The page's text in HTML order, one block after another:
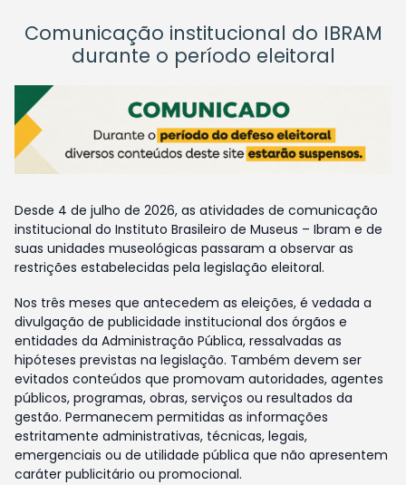
Comunicação institucional do IBRAM
durante o período eleitoral
Desde 4 de julho de 2026, as atividades de comunicação
institucional do Instituto Brasileiro de Museus – Ibram e de
suas unidades museológicas passaram a observar as
restrições estabelecidas pela legislação eleitoral.
Nos três meses que antecedem as eleições, é vedada a
divulgação de publicidade institucional dos órgãos e
entidades da Administração Pública, ressalvadas as
hipóteses previstas na legislação. Também devem ser
evitados conteúdos que promovam autoridades, agentes
públicos, programas, obras, serviços ou resultados da
gestão. Permanecem permitidas as informações
estritamente administrativas, técnicas, legais,
emergenciais ou de utilidade pública que não apresentem
caráter publicitário ou promocional.